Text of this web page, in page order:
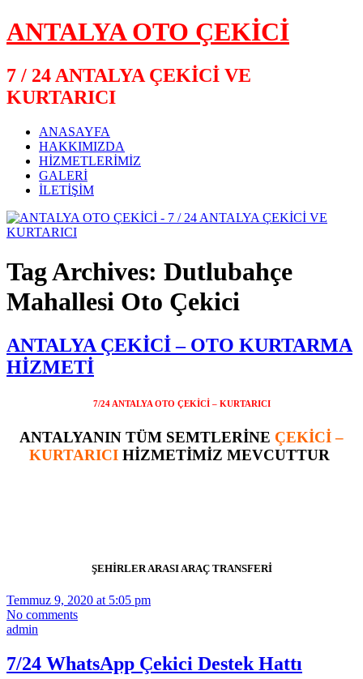
ANTALYA OTO ÇEKİCİ
7 / 24 ANTALYA ÇEKİCİ VE
KURTARICI
ANASAYFA
HAKKIMIZDA
HİZMETLERİMİZ
GALERİ
İLETİŞİM
Tag Archives: Dutlubahçe
Mahallesi Oto Çekici
ANTALYA ÇEKİCİ – OTO KURTARMA
HİZMETİ
7/24 ANTALYA OTO ÇEKİCİ – KURTARICI
ANTALYANIN TÜM SEMTLERİNE ÇEKİCİ –
KURTARICI HİZMETİMİZ MEVCUTTUR
ŞEHİRLER ARASI ARAÇ TRANSFERİ
Temmuz 9, 2020 at 5:05 pm
No comments
admin
7/24 WhatsApp Çekici Destek Hattı